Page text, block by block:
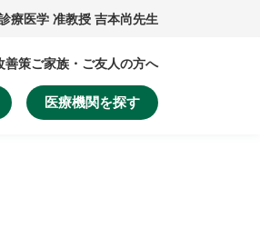
善策ご家族・ご友人の方へ
医療機関を探す
療医学 准教授 吉本尚先生